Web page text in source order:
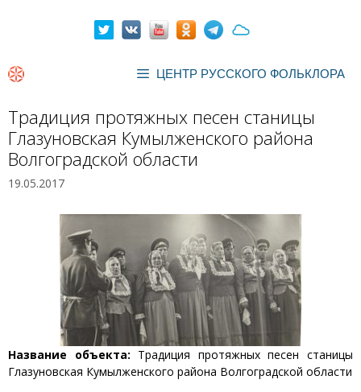
ЦЕНТР РУССКОГО ФОЛЬКЛОРА
Традиция протяжных песен станицы
Глазуновская Кумылженского района
Волгоградской области
19.05.2017
Название объекта: Традиция протяжных песен станицы
Глазуновская Кумылженского района Волгоградской области